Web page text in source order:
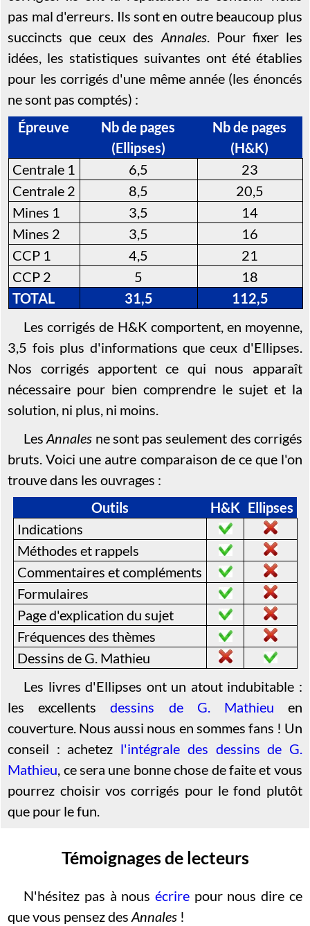
pas mal d'erreurs. Ils sont en outre beaucoup plus
succincts que ceux des Annales. Pour fixer les
idées, les statistiques suivantes ont été établies
pour les corrigés d'une même année (les énoncés
ne sont pas comptés) :
Épreuve
Nb de pages
(Ellipses)
Nb de pages
(H&K)
Centrale 1
6,5
23
Centrale 2
8,5
20,5
Mines 1
3,5
14
Mines 2
3,5
16
CCP 1
4,5
21
CCP 2
5
18
TOTAL
31,5
112,5
Les corrigés de H&K comportent, en moyenne,
3,5 fois plus d'informations que ceux d'Ellipses.
Nos corrigés apportent ce qui nous apparaît
nécessaire pour bien comprendre le sujet et la
solution, ni plus, ni moins.
LesAnnales ne sont pas seulement des corrigés
bruts. Voici une autre comparaison de ce que l'on
trouve dans les ouvrages :
Outils
H&K Ellipses
Indications
Méthodes et rappels
Commentaires et compléments
Formulaires
Page d'explication du sujet
Fréquences des thèmes
Dessins de G. Mathieu
Les livres d'Ellipses ont un atout indubitable :
les excellentsdessins de G. Mathieu en
couverture. Nous aussi nous en sommes fans ! Un
conseil : achetez l'intégrale des dessins de G.
Mathieu, ce sera une bonne chose de faite et vous
pourrez choisir vos corrigés pour le fond plutôt
que pour le fun.
Témoignages de lecteurs
N'hésitez pas à nous écrire pour nous dire ce
que vous pensez desAnnales !